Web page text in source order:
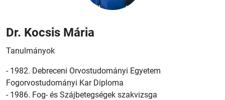
Dr. Kocsis Mária
Tanulmányok
- 1982. Debreceni Orvostudományi Egyetem
Fogorvostudományi Kar Diploma
- 1986. Fog- és Szájbetegségek szakvizsga